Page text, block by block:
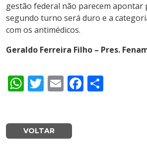
gestão federal não parecem apontar
segundo turno será duro e a
com os antimédicos.
Geraldo Ferreira Filho – Pres.
WhatsApp
Twitter
EmailFacebook
VOLTAR